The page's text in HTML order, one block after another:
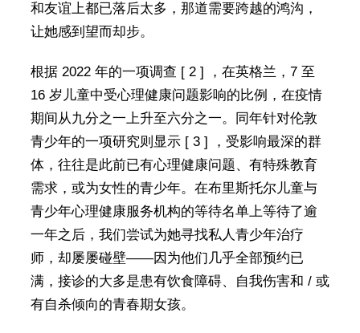
和友谊上都已落后太多，那道需要跨越的鸿沟，
让她感到望而却步。
根据 2022 年的一项调查 [ 2 ] ，在英格兰，7 至
16 岁儿童中受心理健康问题影响的比例，在疫情
期间从九分之一上升至六分之一。同年针对伦敦
青少年的一项研究则显示 [ 3 ] ，受影响最深的群
体，往往是此前已有心理健康问题、有特殊教育
需求，或为女性的青少年。在布里斯托尔儿童与
青少年心理健康服务机构的等待名单上等待了逾
一年之后，我们尝试为她寻找私人青少年治疗
师，却屡屡碰壁——因为他们几乎全部预约已
满，接诊的大多是患有饮食障碍、自我伤害和 / 或
有自杀倾向的青春期女孩。